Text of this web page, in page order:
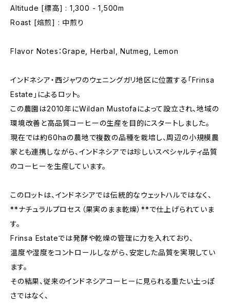
Altitude [標高] : 1,300 - 1,500m
Roast [焙煎] : 中煎り
Flavor Notes：Grape, Herbal, Nutmeg, Lemon
インドネシア・西ジャワのウェニングガリ地区に位置する「Frinsa
Estate」によるロット。
この農園は2010年にWildan Mustofaによって設立され、地域の
環境改善と高品質コーヒーの生産を目的にスタートしました。
現在では約60haの農地で複数の品種を栽培し、周辺の小規模農
家とも連携しながら、インドネシアでは珍しいスペシャルティ品質
のコーヒーを生産しています。
このロットは、インドネシアでは伝統的なウェットハルではなく、
**ナチュラルプロセス（果実のまま乾燥）**で仕上げられていま
す。
Frinsa Estateでは発酵や乾燥の管理に力を入れており、
温度や湿度をコントロールしながら、安定した品質を実現してい
ます。
その結果、従来のインドネシアコーヒーに見られる重たい土っぽ
さではなく、